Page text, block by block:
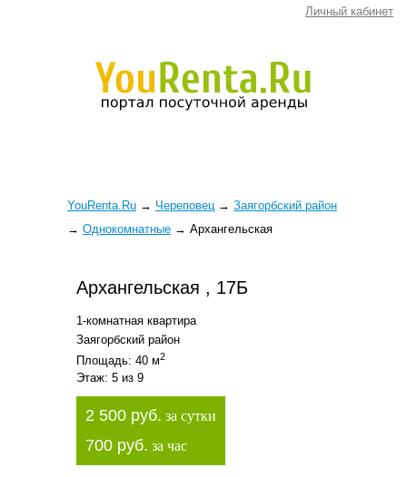
Личный кабинет
YouRenta.Ru → Череповец → Заягорбский район
→ Однокомнатные → Архангельская
Архангельская , 17Б
1-комнатная квартира
Заягорбский район
Площадь: 40 м2
Этаж: 5 из 9
2 500 руб. за сутки
700 руб. за час